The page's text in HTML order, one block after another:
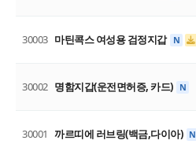
30003 마틴콕스 여성용 검정지갑 N
30002 명함지갑(운전면허증, 카드) N
30001 까르띠에 러브링(백금,다이아) N